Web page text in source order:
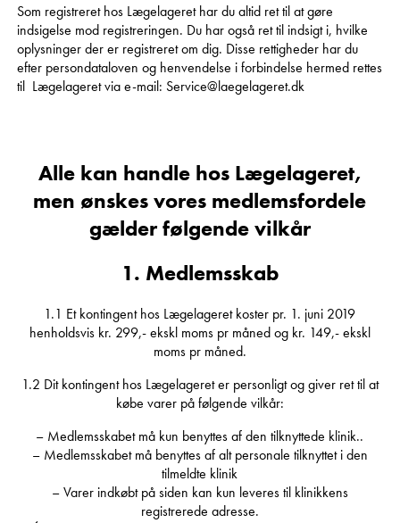
Som registreret hos Lægelageret har du altid ret til at gøre
indsigelse mod registreringen. Du har også ret til indsigt i, hvilke
oplysninger der er registreret om dig. Disse rettigheder har du
efter persondataloven og henvendelse i forbindelse hermed rettes
til Lægelageret via e-mail: Service@laegelageret.dk
Alle kan handle hos Lægelageret,
men ønskes vores medlemsfordele
gælder følgende vilkår
1. Medlemsskab
1.1 Et kontingent hos Lægelageret koster pr. 1. juni 2019
henholdsvis kr. 299,- ekskl moms pr måned og kr. 149,- ekskl
moms pr måned.
1.2 Dit kontingent hos Lægelageret er personligt og giver ret til at
købe varer på følgende vilkår:
– Medlemsskabet må kun benyttes af den tilknyttede klinik..
– Medlemsskabet må benyttes af alt personale tilknyttet i den
tilmeldte klinik
– Varer indkøbt på siden kan kun leveres til klinikkens
registrerede adresse.